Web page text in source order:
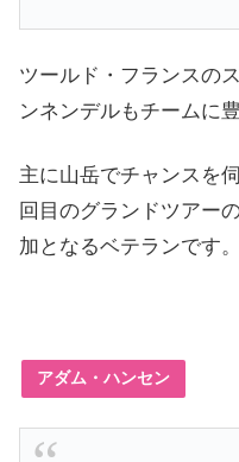
ツールド・フランスの
ンネンデルもチームに
主に山岳でチャンスを伺
回目のグランドツアー
加となるベテランです。
アダム・ハンセン